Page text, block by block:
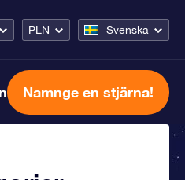
PLN Svenska
Namnge en stjärna!